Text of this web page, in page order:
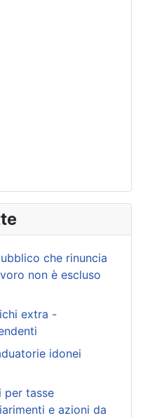
che rinuncia
non è escluso
extra -
idonei
per tasse
e azioni da